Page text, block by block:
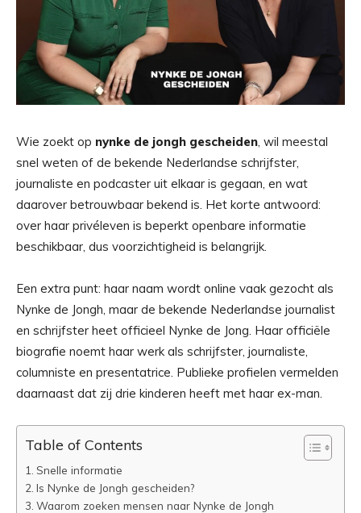
Wie zoekt op nynke de jongh gescheiden, wil meestal
snel weten of de bekende Nederlandse schrijfster,
journaliste en podcaster uit elkaar is gegaan, en wat
daarover betrouwbaar bekend is. Het korte antwoord:
over haar privéleven is beperkt openbare informatie
beschikbaar, dus voorzichtigheid is belangrijk.
Een extra punt: haar naam wordt online vaak gezocht als
Nynke de Jongh, maar de bekende Nederlandse journalist
en schrijfster heet officieel Nynke de Jong. Haar officiële
biografie noemt haar werk als schrijfster, journaliste,
columniste en presentatrice. Publieke profielen vermelden
daarnaast dat zij drie kinderen heeft met haar ex-man.
Table of Contents
Snelle informatie
Is Nynke de Jongh gescheiden?
Waarom zoeken mensen naar Nynke de Jongh